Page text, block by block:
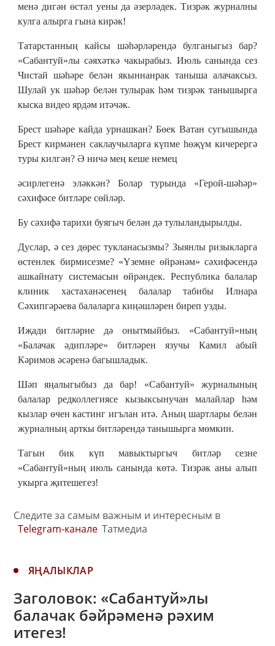
менә дигән өстәл уены да әзерләдек. Тизрәк журналны
кулга алырга гына кирәк!
Татарстанның кайсы шәһәрләрендә булганыгыз бар?
«Сабантуй»лы сәяхәткә чакырабыз. Июль санында сез
Чистай шәһәре белән якыннанрак таныша алачаксыз.
Шулай ук шәһәр белән тулырак һәм тизрәк танышырга
кыска видео ярдәм итәчәк.
Брест шәһәре кайда урнашкан? Бөек Ватан сугышында
Брест кирмәнен саклаучыларга күпме һөҗүм кичерергә
туры килгән? Ә ничә мең кеше немец
әсирлегенә эләккән? Болар турында «Герой-шәһәр»
сәхифәсе битләре сөйләр.
Бу сәхифә тарихи буягыч белән дә тулыландырылды.
Дуслар, ә сез дөрес тукланасызмы? Зыянлы ризыкларга
өстенлек бирмисезме? «Үземне өйрәнәм» сәхифәсендә
ашкайнату системасын өйрәндек. Республика балалар
клиник хастаханәсенең балалар табибы Илнара
Сәхипгәрәева балаларга киңәшләрен биреп узды.
Иҗади битләрне дә онытмыйбыз. «Сабантуй»ның
«Балачак әдипләре» битләрен язучы Камил абый
Кәримов әсәренә багышладык.
Шәп яңалыгыбыз да бар! «Сабантуй» журналының
балалар редколлегиясе кызыксынучан малайлар һәм
кызлар өчен кастинг игълан итә. Аның шартлары белән
журналның арткы битләрендә танышырга мөмкин.
Тагын бик күп мавыктыргыч битләр сезне
«Сабантуй»ның июль санында көтә. Тизрәк аны алып
укырга җитешегез!
Следите за самым важным и интересным в
Telegram-канале Татмедиа
ЯҢАЛЫКЛАР
Заголовок: «Сабантуй»лы
балачак бәйрәменә рәхим
итегез!